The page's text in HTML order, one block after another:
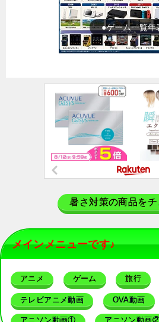
●ゲーム一覧年
暑さ対策の商品をチ
メインメニューです♪
アニメ ゲーム 旅行
テレビアニメ動画 OVA動画
アニソン動画① アニソン動画